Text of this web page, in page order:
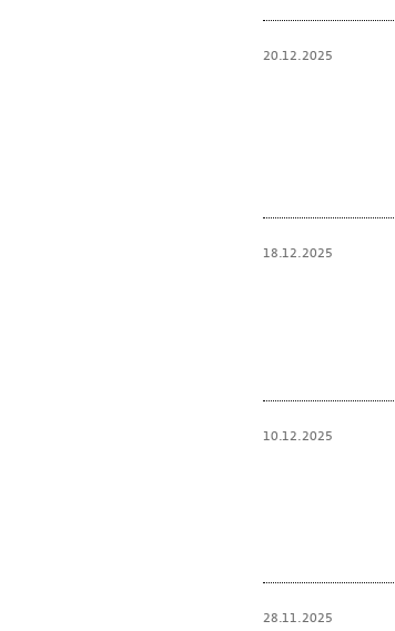
20.12.2025
18.12.2025
10.12.2025
28.11.2025